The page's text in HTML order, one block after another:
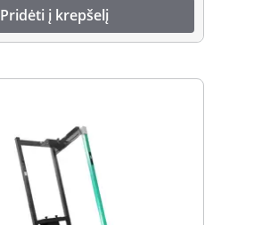
Pridėti į krepšelį